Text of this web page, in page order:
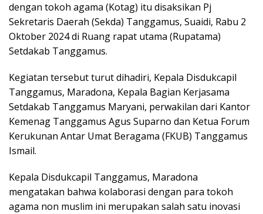
dengan tokoh agama (Kotag) itu disaksikan Pj
Sekretaris Daerah (Sekda) Tanggamus, Suaidi, Rabu 2
Oktober 2024 di Ruang rapat utama (Rupatama)
Setdakab Tanggamus.
Kegiatan tersebut turut dihadiri, Kepala Disdukcapil
Tanggamus, Maradona, Kepala Bagian Kerjasama
Setdakab Tanggamus Maryani, perwakilan dari Kantor
Kemenag Tanggamus Agus Suparno dan Ketua Forum
Kerukunan Antar Umat Beragama (FKUB) Tanggamus
Ismail.
Kepala Disdukcapil Tanggamus, Maradona
mengatakan bahwa kolaborasi dengan para tokoh
agama non muslim ini merupakan salah satu inovasi